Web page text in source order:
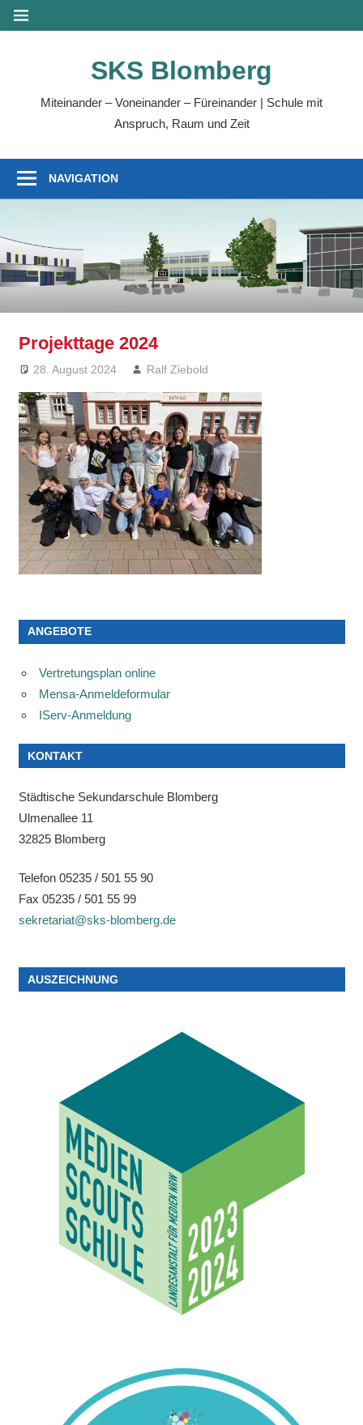
Zum
Inhalt
MENÜ
SKS Blomberg
Miteinander – Voneinander – Füreinander | Schule mit
Anspruch, Raum und Zeit
NAVIGATION
Projekttage 2024
28. August 2024 Ralf Ziebold
ANGEBOTE
Vertretungsplan online
Mensa-Anmeldeformular
IServ-Anmeldung
KONTAKT
Städtische Sekundarschule Blomberg
Ulmenallee 11
32825 Blomberg
Telefon 05235 / 501 55 90
Fax 05235 / 501 55 99
sekretariat@sks-blomberg.de
AUSZEICHNUNG